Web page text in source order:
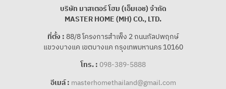
บริษัท มาสเตอร์ โฮม (เอ็มเอช) จํากัด
MASTER HOME (MH) CO., LTD.
ที่ตั้ง : 88/8 โครงการสําเพ็ง 2 ถนนกัลปพฤกษ์
แขวงบางแค เขตบางแค กรุงเทพมหานคร 10160
โทร. : 098-389-5888
อีเมล์ : masterhomethailand@gmail.com